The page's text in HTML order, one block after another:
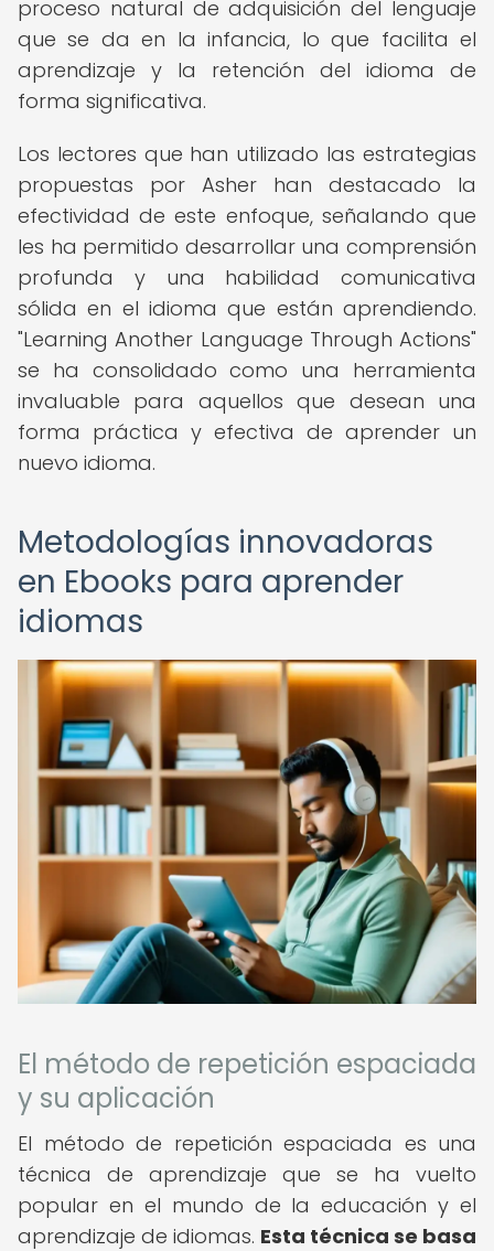
proceso natural de adquisición del lenguaje
que se da en la infancia, lo que facilita el
aprendizaje y la retención del idioma de
forma significativa.
Los lectores que han utilizado las estrategias
propuestas por Asher han destacado la
efectividad de este enfoque, señalando que
les ha permitido desarrollar una comprensión
profunda y una habilidad comunicativa
sólida en el idioma que están aprendiendo.
"Learning Another Language Through Actions"
se ha consolidado como una herramienta
invaluable para aquellos que desean una
forma práctica y efectiva de aprender un
nuevo idioma.
Metodologías innovadoras
en Ebooks para aprender
idiomas
El método de repetición espaciada
y su aplicación
El método de repetición espaciada es una
técnica de aprendizaje que se ha vuelto
popular en el mundo de la educación y el
aprendizaje de idiomas. Esta técnica se basa